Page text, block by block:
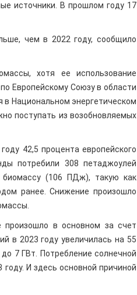
источники. В прошлом году 17
чем в 2022 году, сообщило
хотя ее использование
Европейскому Союзу в области
в Национальном энергетическом
поступать из возобновляемых
42,5 процента европейского
потребили 308 петаджоулей
биомассу (106 ПДж), такую ​​как
ранее. Снижение произошло
произошло в основном за счет
в 2023 году увеличилась на 55
7 ГВт. Потребление солнечной
И здесь основной причиной